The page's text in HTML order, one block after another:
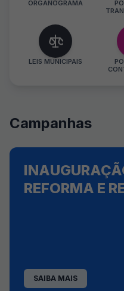
ORGANOGRAMA
LEIS MUNICIPAIS
Campanhas
REFORMA E
SAIBA MAIS